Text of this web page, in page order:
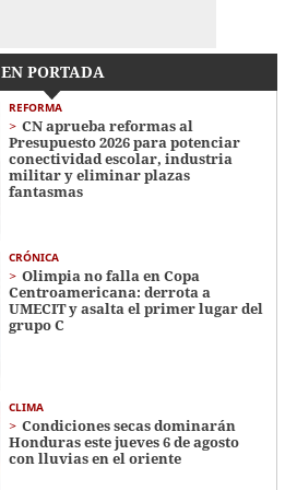
EN PORTADA
REFORMA
CN aprueba reformas al
Presupuesto 2026 para potenciar
conectividad escolar, industria
militar y eliminar plazas
fantasmas
CRÓNICA
Olimpia no falla en Copa
Centroamericana: derrota a
UMECIT y asalta el primer lugar del
grupo C
CLIMA
Condiciones secas dominarán
Honduras este jueves 6 de agosto
con lluvias en el oriente